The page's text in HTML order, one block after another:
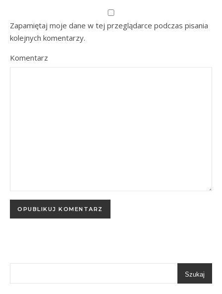
Zapamiętaj moje dane w tej przeglądarce podczas pisania
kolejnych komentarzy.
Komentarz
Szukaj